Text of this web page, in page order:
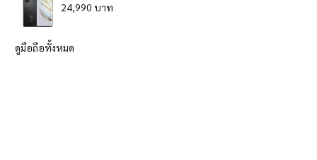
24,990 บาท
ดูมือถือทั้งหมด